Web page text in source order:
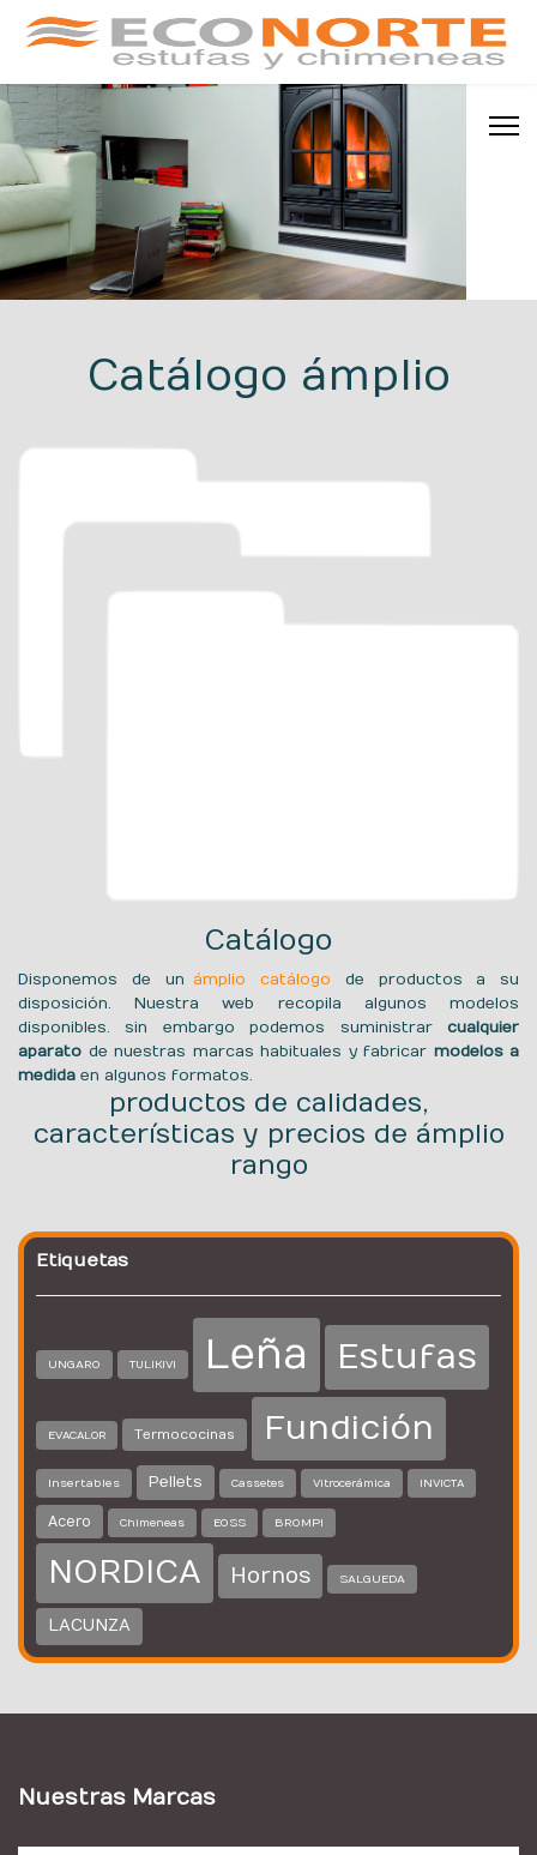
Catálogo ámplio
Catálogo
Disponemos de un ámplio catálogo de productos a su
disposición. Nuestra web recopila algunos modelos
disponibles. sin embargo podemos suministrar cualquier
aparato de nuestras marcas habituales y fabricar modelos a
medida en algunos formatos.
productos de calidades,
características y precios de ámplio
rango
Etiquetas
UNGARO TULIKIVI Leña Estufas
EVACALOR Termococinas Fundición
Insertables Pellets Cassetes Vitrocerámica INVICTA
Acero Chimeneas EOSS BROMPI
NORDICA Hornos SALGUEDA
LACUNZA
Nuestras Marcas